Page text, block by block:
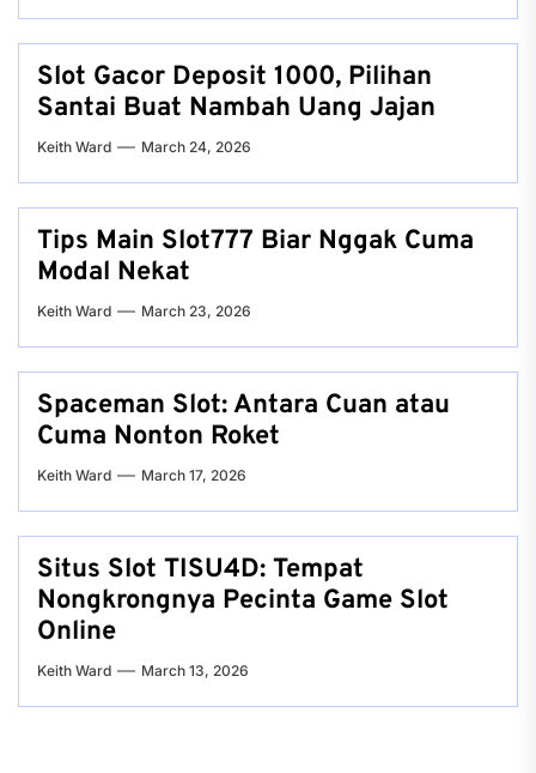
Slot Gacor Deposit 1000, Pilihan
Santai Buat Nambah Uang Jajan
Keith Ward March 24, 2026
Tips Main Slot777 Biar Nggak Cuma
Modal Nekat
Keith Ward March 23, 2026
Spaceman Slot: Antara Cuan atau
Cuma Nonton Roket
Keith Ward March 17, 2026
Situs Slot TISU4D: Tempat
Nongkrongnya Pecinta Game Slot
Online
Keith Ward March 13, 2026